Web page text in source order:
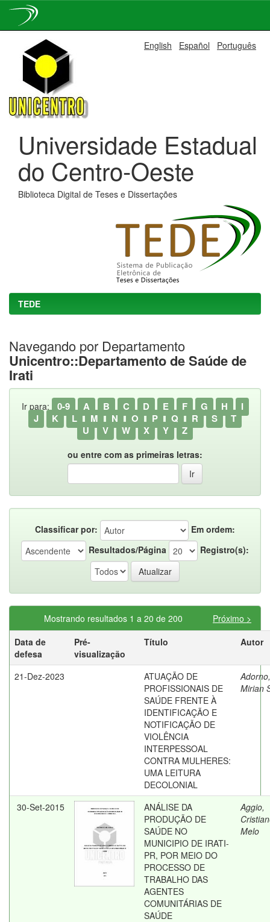
navigation
English Español Português
Universidade Estadual
do Centro-Oeste
Biblioteca Digital de Teses e Dissertações
TEDE
Navegando por Departamento
Unicentro::Departamento de Saúde de
Irati
Ir para: 0-9 A B C D E F G H
I
J
K L M N O P Q R S
T
U
V W X Y Z
ou entre com as primeiras letras:
Classificar por:
Em ordem:
Resultados/Página
Registro(s):
Mostrando resultados 1 a 20 de 200
Próximo >
Data de
defesa
Pré-
visualização
Título Autor
21-Dez-2023
ATUAÇÃO DE
PROFISSIONAIS DE
SAÚDE FRENTE À
IDENTIFICAÇÃO E
NOTIFICAÇÃO DE
VIOLÊNCIA
INTERPESSOAL
CONTRA MULHERES:
UMA LEITURA
DECOLONIAL
Adorno,
Mirian
30-Set-2015
ANÁLISE DA
PRODUÇÃO DE
SAÚDE NO
MUNICIPIO DE IRATI-
PR, POR MEIO DO
PROCESSO DE
TRABALHO DAS
AGENTES
COMUNITÁRIAS DE
SAÚDE
Aggio,
Melo